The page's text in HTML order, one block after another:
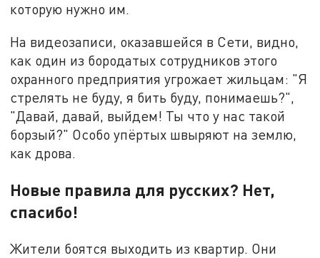
которую нужно им.
На видеозаписи, оказавшейся в Сети, видно,
как один из бородатых сотрудников этого
охранного предприятия угрожает жильцам: "Я
стрелять не буду, я бить буду, понимаешь?",
"Давай, давай, выйдем! Ты что у нас такой
борзый?" Особо упёртых швыряют на землю,
как дрова.
Новые правила для русских? Нет,
спасибо!
Жители боятся выходить из квартир. Они